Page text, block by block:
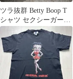
ツラ抜群 Betty Boop T
シャツ セクシーガール
ベティちゃん Y2K